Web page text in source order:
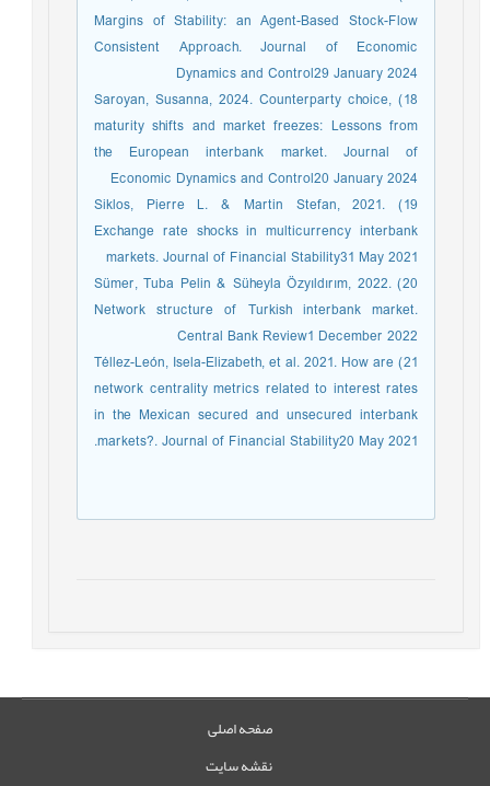
Margins of Stability: an Agent-Based Stock-Flow
Consistent Approach. Journal of Economic
Dynamics and Control29 January 2024
18) Saroyan, Susanna, 2024. Counterparty choice,
maturity shifts and market freezes: Lessons from
the European interbank market. Journal of
Economic Dynamics and Control20 January 2024
19) Siklos, Pierre L. & Martin Stefan, 2021.
Exchange rate shocks in multicurrency interbank
markets. Journal of Financial Stability31 May 2021
20) Sümer, Tuba Pelin & Süheyla Özyıldırım, 2022.
Network structure of Turkish interbank market.
Central Bank Review1 December 2022
21) Téllez-León, Isela-Elizabeth, et al. 2021. How are
network centrality metrics related to interest rates
in the Mexican secured and unsecured interbank
markets?. Journal of Financial Stability20 May 2021.
صفحه اصلی
نقشه سایت